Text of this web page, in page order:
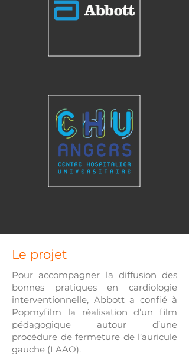
Le projet
Pour accompagner la diffusion des
bonnes pratiques en cardiologie
interventionnelle, Abbott a confié à
Popmyfilm la réalisation d’un film
pédagogique autour d’une
procédure de fermeture de l’auricule
gauche (LAAO).